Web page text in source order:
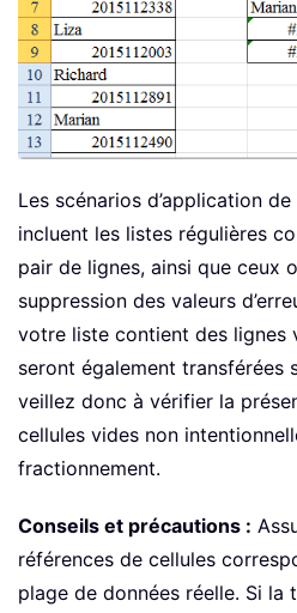
Les scénarios d’application
incluent les listes régulières
pair de lignes, ainsi que ceux
suppression des valeurs
votre liste contient des lignes
seront également transférées
veillez donc à vérifier la
cellules vides non
fractionnement.
Conseils et précautions :
références de cellules
plage de données réelle. Si la